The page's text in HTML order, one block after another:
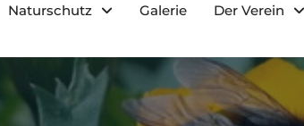
Naturschutz Galerie Der Verein